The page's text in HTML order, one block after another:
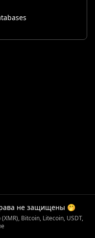
не защищены 🤭
Bitcoin, Litecoin, USDT,